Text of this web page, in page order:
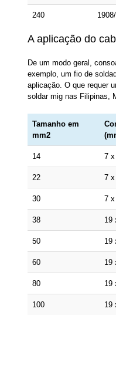
240
A aplicação do
De um modo geral,
exemplo, um fio de
aplicação. O que requer
soldar mig nas Filipinas,
Tamanho em
mm2
14 7
22 7
30 7
38 19
50 19
60 19
80 19
100 19